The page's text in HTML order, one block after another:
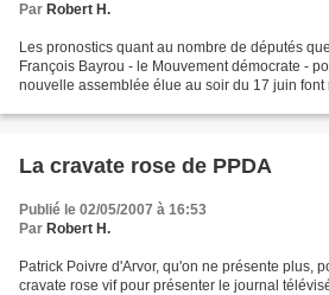
Par Robert H.
Les pronostics quant au nombre de députés
François Bayrou - le Mouvement démocrate -
nouvelle assemblée élue au soir du 17 juin font
La cravate rose de PPDA
Publié le 02/05/2007 à 16:53
Par Robert H.
Patrick Poivre d'Arvor, qu'on ne présente plus,
cravate rose vif pour présenter le journal